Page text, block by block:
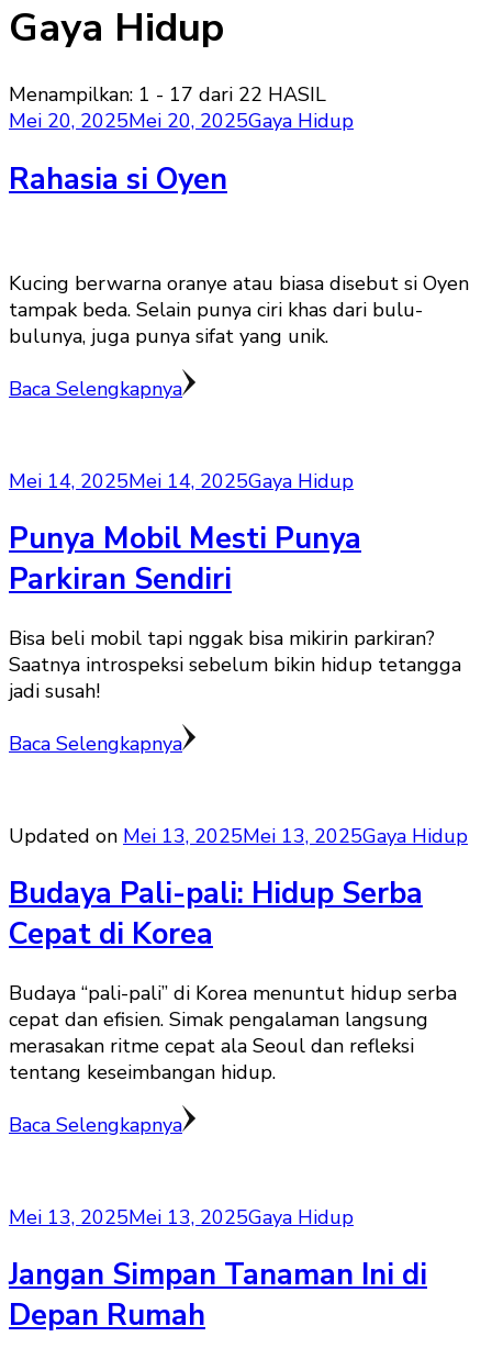
Gaya Hidup
Menampilkan: 1 - 17 dari 22 HASIL
Mei 20, 2025Mei 20, 2025Gaya Hidup
Rahasia si Oyen
Kucing berwarna oranye atau biasa disebut si Oyen
tampak beda. Selain punya ciri khas dari bulu-
bulunya, juga punya sifat yang unik.
Baca Selengkapnya
Mei 14, 2025Mei 14, 2025Gaya Hidup
Punya Mobil Mesti Punya
Parkiran Sendiri
Bisa beli mobil tapi nggak bisa mikirin parkiran?
Saatnya introspeksi sebelum bikin hidup tetangga
jadi susah!
Baca Selengkapnya
Updated on Mei 13, 2025Mei 13, 2025Gaya Hidup
Budaya Pali-pali: Hidup Serba
Cepat di Korea
Budaya “pali-pali” di Korea menuntut hidup serba
cepat dan efisien. Simak pengalaman langsung
merasakan ritme cepat ala Seoul dan refleksi
tentang keseimbangan hidup.
Baca Selengkapnya
Mei 13, 2025Mei 13, 2025Gaya Hidup
Jangan Simpan Tanaman Ini di
Depan Rumah